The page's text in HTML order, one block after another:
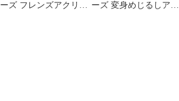
ーズ フレンズアクリル ーズ 変身めじるしアク